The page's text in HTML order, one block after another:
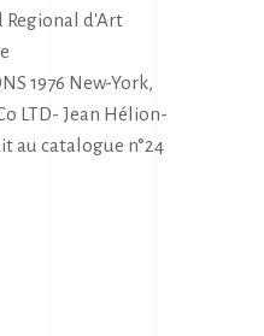
Regional d'Art
1976 New-York,
LTD- Jean Hélion-
au catalogue n°24